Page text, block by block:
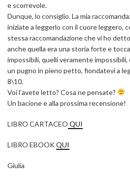
e scorrevole.
Dunque, lo consiglio. La mia
iniziate a leggerlo con il cuore leggero,
stessa raccomandazione che vi ho
anche quella era una storia forte e
impossibili, quelli veramente
un pugno in pieno petto, fiondatevi a
8\10.
Voi l’avete letto? Cosa ne pensate?
Un bacione e alla prossima recensione!
LIBRO CARTACEO QUI
LIBRO EBOOKQUI
Giulia